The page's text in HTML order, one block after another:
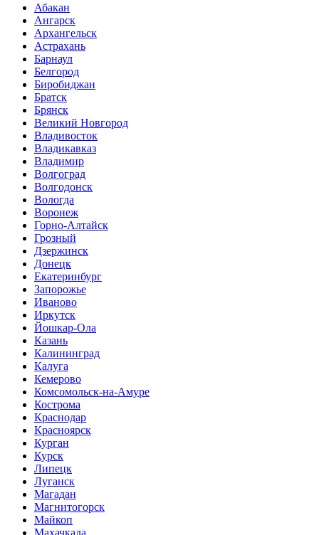
Абакан
Ангарск
Архангельск
Астрахань
Барнаул
Белгород
Биробиджан
Братск
Брянск
Великий Новгород
Владивосток
Владикавказ
Владимир
Волгоград
Волгодонск
Вологда
Воронеж
Горно-Алтайск
Грозный
Дзержинск
Донецк
Екатеринбург
Запорожье
Иваново
Иркутск
Йошкар-Ола
Казань
Калининград
Калуга
Кемерово
Комсомольск-на-Амуре
Кострома
Краснодар
Красноярск
Курган
Курск
Липецк
Луганск
Магадан
Магнитогорск
Майкоп
Махачкала